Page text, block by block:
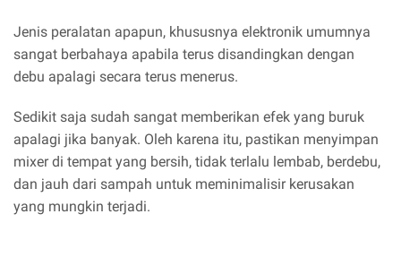
Jenis peralatan apapun, khususnya elektronik umumnya
sangat berbahaya apabila terus disandingkan dengan
debu apalagi secara terus menerus.
Sedikit saja sudah sangat memberikan efek yang buruk
apalagi jika banyak. Oleh karena itu, pastikan menyimpan
mixer di tempat yang bersih, tidak terlalu lembab, berdebu,
dan jauh dari sampah untuk meminimalisir kerusakan
yang mungkin terjadi.